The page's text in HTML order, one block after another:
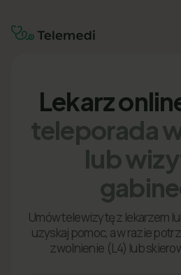
Lekarz
teleporada
lub
Umów telewizytę z lekarzem
uzyskaj pomoc, a w razie
zwolnienie (L4) lub